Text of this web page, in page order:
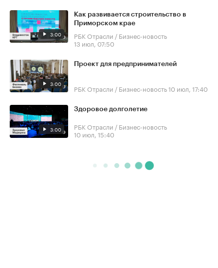
3:00
Как развивается строительство в
Приморском крае
РБК Отрасли / Бизнес-новость
13 июл, 07:50
3:00
Проект для предпринимателей
РБК Отрасли / Бизнес-новость10 июл, 17:40
3:00
Здоровое долголетие
РБК Отрасли / Бизнес-новость
10 июл, 15:40